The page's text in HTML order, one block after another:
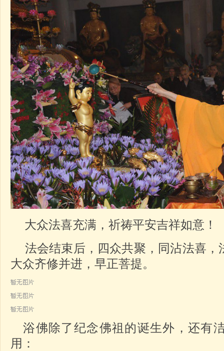
大众法喜充满，祈祷平安吉祥如意！
法会结束后，四众共聚，同沾法喜，
大众齐修并进，早正菩提。
浴佛除了纪念佛祖的诞生外，还有
用：